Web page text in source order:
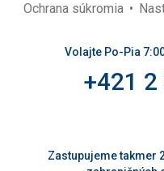
Ochrana súkromia
Volajte Po-Pia
+421
Zastupujeme takmer